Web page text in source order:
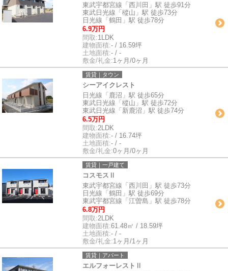
東武宇都宮線「西川田」駅 徒歩91分
東武日光線「樅山」駅 徒歩73分
日光線「鶴田」駅 徒歩78分
6.9万円
間取:1LDK
建物面積:- / 16.59坪
土地面積:- / -
敷金/礼金:1ヶ月/0ヶ月
賃貸｜タウン
シーアイクレスト
日光線「鹿沼」駅 徒歩65分
東武日光線「樅山」駅 徒歩72分
東武日光線「新鹿沼」駅 徒歩74分
6.5万円
間取:2LDK
建物面積:- / 16.74坪
土地面積:- / -
敷金/礼金:0ヶ月/0ヶ月
賃貸｜一戸建て
コスモスⅡ
東武宇都宮線「西川田」駅 徒歩73分
日光線「鶴田」駅 徒歩69分
東武宇都宮線「江曽島」駅 徒歩78分
6.8万円
間取:2LDK
建物面積:61.48㎡ / 18.59坪
土地面積:- / -
敷金/礼金:1ヶ月/1ヶ月
賃貸｜アパート
エルフォーレストⅡ